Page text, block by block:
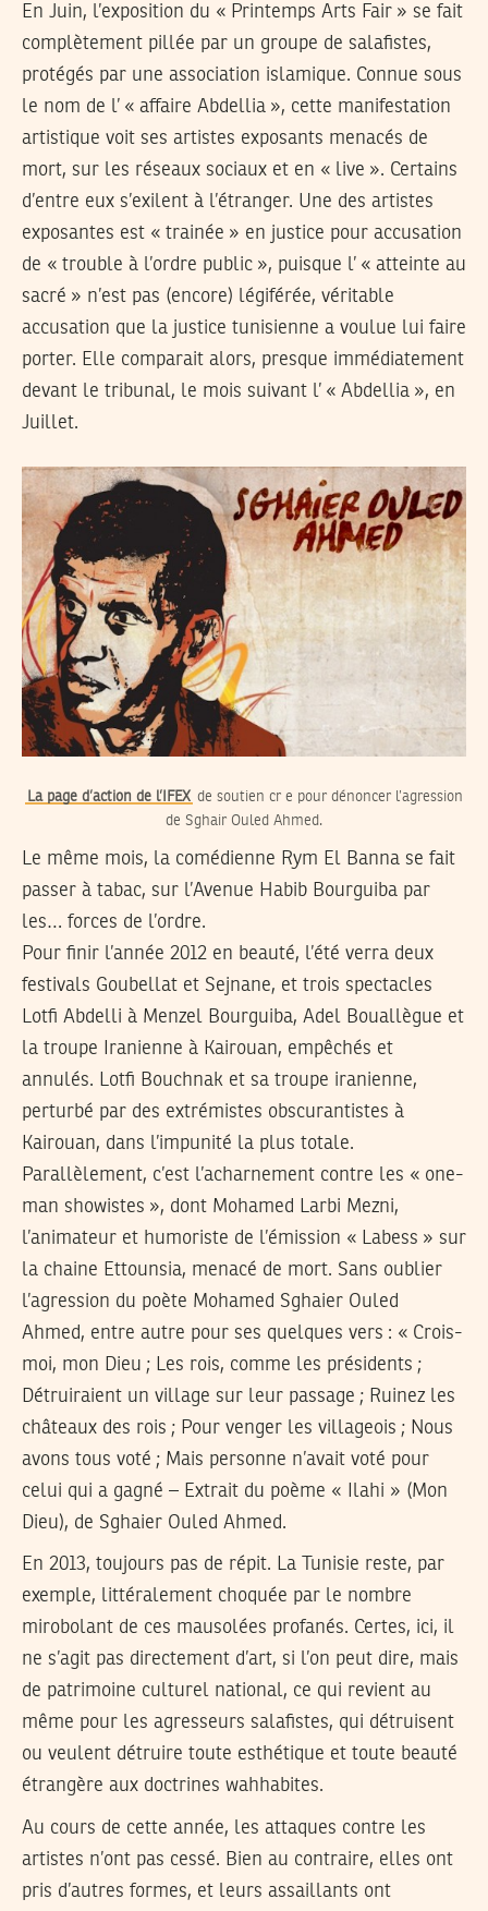
En Juin, l’exposition du « Printemps Arts Fair » se fait
complètement pillée par un groupe de salafistes,
protégés par une association islamique. Connue sous
le nom de l’ « affaire Abdellia », cette manifestation
artistique voit ses artistes exposants menacés de
mort, sur les réseaux sociaux et en « live ». Certains
d’entre eux s’exilent à l’étranger. Une des artistes
exposantes est « trainée » en justice pour accusation
de « trouble à l’ordre public », puisque l’ « atteinte au
sacré » n’est pas (encore) légiférée, véritable
accusation que la justice tunisienne a voulue lui faire
porter. Elle comparait alors, presque immédiatement
devant le tribunal, le mois suivant l’ « Abdellia », en
Juillet.
La page d’action de l’IFEX de soutien cr e pour dénoncer l’agression
de Sghair Ouled Ahmed.
Le même mois, la comédienne Rym El Banna se fait
passer à tabac, sur l’Avenue Habib Bourguiba par
les… forces de l’ordre.
Pour finir l’année 2012 en beauté, l’été verra deux
festivals Goubellat et Sejnane, et trois spectacles
Lotfi Abdelli à Menzel Bourguiba, Adel Bouallègue et
la troupe Iranienne à Kairouan, empêchés et
annulés. Lotfi Bouchnak et sa troupe iranienne,
perturbé par des extrémistes obscurantistes à
Kairouan, dans l’impunité la plus totale.
Parallèlement, c’est l’acharnement contre les « one-
man showistes », dont Mohamed Larbi Mezni,
l’animateur et humoriste de l’émission « Labess » sur
la chaine Ettounsia, menacé de mort. Sans oublier
l’agression du poète Mohamed Sghaier Ouled
Ahmed, entre autre pour ses quelques vers : « Crois-
moi, mon Dieu ; Les rois, comme les présidents ;
Détruiraient un village sur leur passage ; Ruinez les
châteaux des rois ; Pour venger les villageois ; Nous
avons tous voté ; Mais personne n’avait voté pour
celui qui a gagné – Extrait du poème « Ilahi » (Mon
Dieu), de Sghaier Ouled Ahmed.
En 2013, toujours pas de répit. La Tunisie reste, par
exemple, littéralement choquée par le nombre
mirobolant de ces mausolées profanés. Certes, ici, il
ne s’agit pas directement d’art, si l’on peut dire, mais
de patrimoine culturel national, ce qui revient au
même pour les agresseurs salafistes, qui détruisent
ou veulent détruire toute esthétique et toute beauté
étrangère aux doctrines wahhabites.
Au cours de cette année, les attaques contre les
artistes n’ont pas cessé. Bien au contraire, elles ont
pris d’autres formes, et leurs assaillants ont